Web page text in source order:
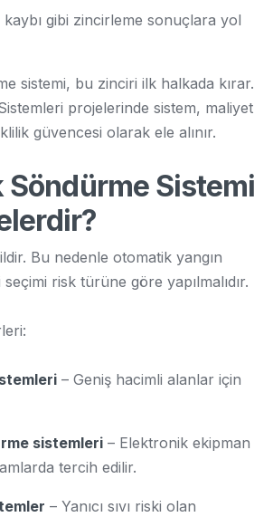
gibi zincirleme sonuçlara yol
sistemi, bu zinciri ilk halkada kırar.
projelerinde sistem, maliyet
güvencesi olarak ele alınır.
Söndürme Sistemi
Bu nedenle otomatik yangın
risk türüne göre yapılmalıdır.
– Geniş hacimli alanlar için
sistemleri – Elektronik ekipman
tercih edilir.
– Yanıcı sıvı riski olan